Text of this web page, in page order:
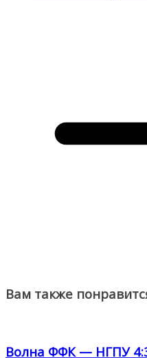
Вам также
Волна ФФК — НГПУ